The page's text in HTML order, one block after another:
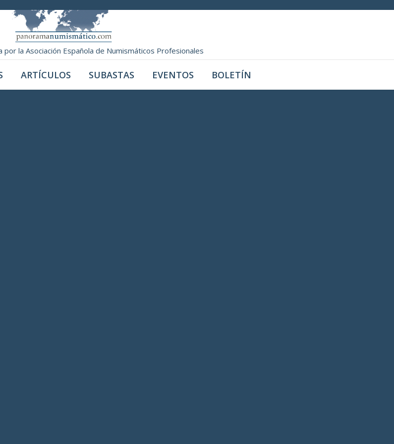
por la Asociación Española de Numismáticos Profesionales
ARTÍCULOS SUBASTAS EVENTOS BOLETÍN